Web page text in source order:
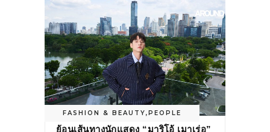
FASHION & BEAUTY,PEOPLE
ย้อนเส้นทางนักแสดง “มาริโอ้ เมาเร่อ”